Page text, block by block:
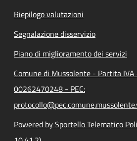
Riepilogo valutazioni
Segnalazione disservizio
Piano di miglioramento dei servizi
Comune di Mussolente - Partita
00262470248 - PEC:
Powered by Sportello Telematico